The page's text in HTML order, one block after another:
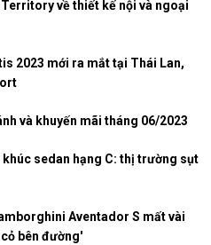
về thiết kế nội và ngoại
2023 mới ra mắt tại Thái Lan,
và khuyến mãi tháng 06/2023
khúc sedan hạng C: thị trường sụt
Aventador S mất vài
bên đường'